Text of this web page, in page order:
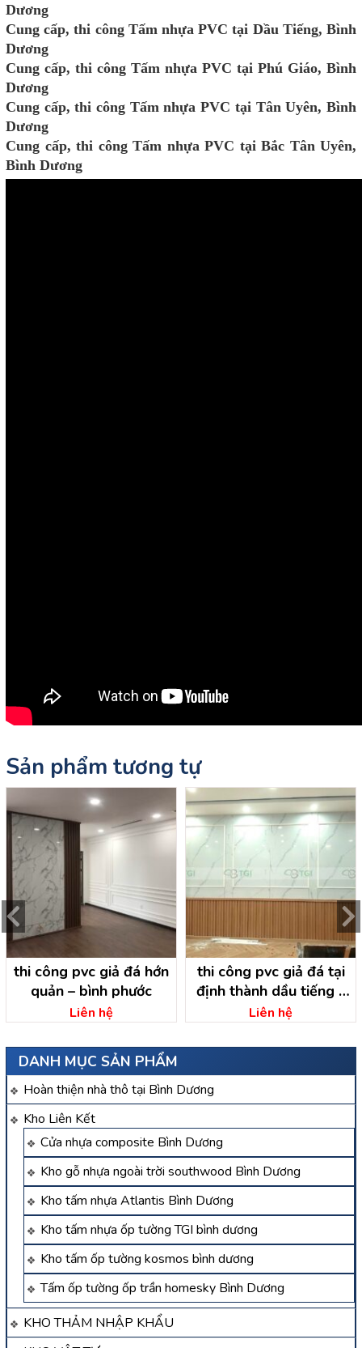
DANH MỤC SẢN PHẨM
Hoàn thiện nhà thô tại Bình Dương
Kho Liên Kết
Cửa nhựa composite Bình Dương
Kho gỗ nhựa ngoài trời southwood Bình Dương
Kho tấm nhựa Atlantis Bình Dương
Kho tấm nhựa ốp tường TGI bình dương
Kho tấm ốp tường kosmos bình dương
Tấm ốp tường ốp trần homesky Bình Dương
KHO THẢM NHẬP KHẨU
Dương
Cung cấp, thi công Tấm nhựa PVC tại Dầu Tiếng, Bình
Dương
Cung cấp, thi công Tấm nhựa PVC tại Phú Giáo, Bình
Dương
Cung cấp, thi công Tấm nhựa PVC tại Tân Uyên, Bình
Dương
Cung cấp, thi công Tấm nhựa PVC tại Bắc Tân Uyên,
Bình Dương
Sản phẩm tương tự
thi công pvc giả đá hớn
quản – bình phước
Liên hệ
thi công pvc giả đá tại
định thành dầu tiếng –
bình dương
Liên hệ